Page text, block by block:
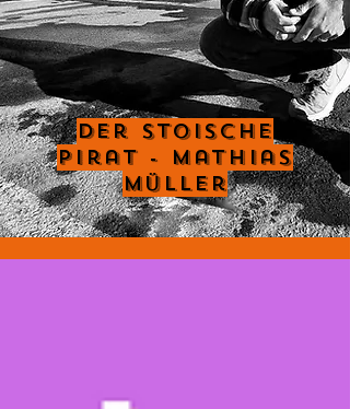
Der Stoische
Pirat - Mathias
Müller